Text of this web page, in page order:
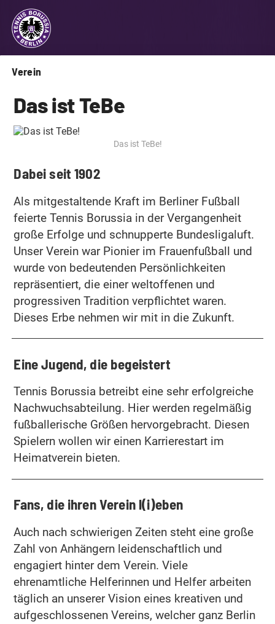
Verein
Das ist TeBe
Das ist TeBe!
Dabei seit 1902
Als mitgestaltende Kraft im Berliner Fußball
feierte Tennis Borussia in der Vergangenheit
große Erfolge und schnupperte Bundesligaluft.
Unser Verein war Pionier im Frauenfußball und
wurde von bedeutenden Persönlichkeiten
repräsentiert, die einer weltoffenen und
progressiven Tradition verpflichtet waren.
Dieses Erbe nehmen wir mit in die Zukunft.
Eine Jugend, die begeistert
Tennis Borussia betreibt eine sehr erfolgreiche
Nachwuchsabteilung. Hier werden regelmäßig
fußballerische Größen hervorgebracht. Diesen
Spielern wollen wir einen Karrierestart im
Heimatverein bieten.
Fans, die ihren Verein l(i)eben
Auch nach schwierigen Zeiten steht eine große
Zahl von Anhängern leidenschaftlich und
engagiert hinter dem Verein. Viele
ehrenamtliche Helferinnen und Helfer arbeiten
täglich an unserer Vision eines kreativen und
aufgeschlossenen Vereins, welcher ganz Berlin